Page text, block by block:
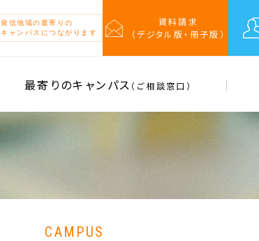
発信地域の最寄りの
キャンパスにつながります
資料請求
（デジタル版・冊子版）
最寄りのキャンパス （ご相談窓口）
CAMPUS